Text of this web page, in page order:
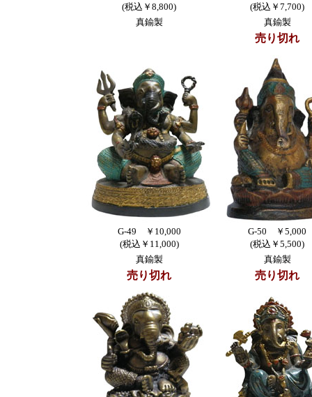
(税込￥8,800)
(税込￥7,700)
真鍮製
真鍮製
売り切れ
G-49 ￥10,000
(税込￥11,000)
G-50 ￥5,000
(税込￥5,500)
真鍮製
真鍮製
売り切れ 売り切れ